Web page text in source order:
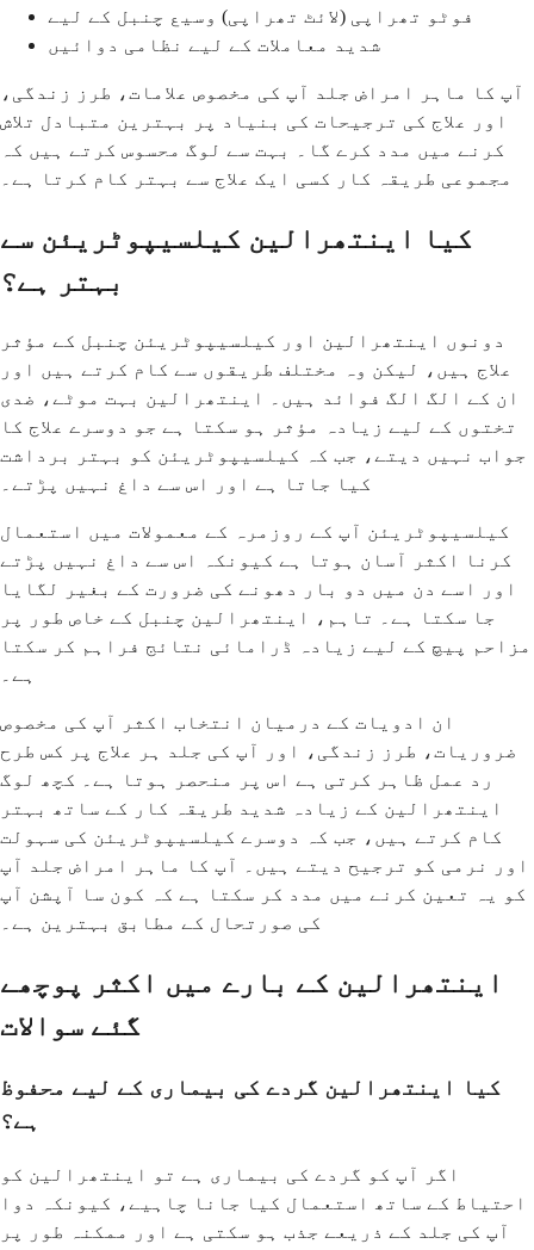
فوٹو تھراپی (لائٹ تھراپی) وسیع چنبل کے لیے
شدید معاملات کے لیے نظامی دوائیں
آپ کا ماہر امراض جلد آپ کی مخصوص علامات، طرز زندگی،
اور علاج کی ترجیحات کی بنیاد پر بہترین متبادل تلاش
کرنے میں مدد کرے گا۔ بہت سے لوگ محسوس کرتے ہیں کہ
مجموعی طریقہ کار کسی ایک علاج سے بہتر کام کرتا ہے۔
کیا اینتھرالین کیلسیپوٹریئن سے
بہتر ہے؟
دونوں اینتھرالین اور کیلسیپوٹریئن چنبل کے مؤثر
علاج ہیں، لیکن وہ مختلف طریقوں سے کام کرتے ہیں اور
ان کے الگ الگ فوائد ہیں۔ اینتھرالین بہت موٹے، ضدی
تختوں کے لیے زیادہ مؤثر ہو سکتا ہے جو دوسرے علاج کا
جواب نہیں دیتے، جب کہ کیلسیپوٹریئن کو بہتر برداشت
کیا جاتا ہے اور اس سے داغ نہیں پڑتے۔
کیلسیپوٹریئن آپ کے روزمرہ کے معمولات میں استعمال
کرنا اکثر آسان ہوتا ہے کیونکہ اس سے داغ نہیں پڑتے
اور اسے دن میں دو بار دھونے کی ضرورت کے بغیر لگایا
جا سکتا ہے۔ تاہم، اینتھرالین چنبل کے خاص طور پر
مزاحم پیچ کے لیے زیادہ ڈرامائی نتائج فراہم کر سکتا
ہے۔
ان ادویات کے درمیان انتخاب اکثر آپ کی مخصوص
ضروریات، طرز زندگی، اور آپ کی جلد ہر علاج پر کس طرح
رد عمل ظاہر کرتی ہے اس پر منحصر ہوتا ہے۔ کچھ لوگ
اینتھرالین کے زیادہ شدید طریقہ کار کے ساتھ بہتر
کام کرتے ہیں، جب کہ دوسرے کیلسیپوٹریئن کی سہولت
اور نرمی کو ترجیح دیتے ہیں۔ آپ کا ماہر امراض جلد آپ
کو یہ تعین کرنے میں مدد کر سکتا ہے کہ کون سا آپشن آپ
کی صورتحال کے مطابق بہترین ہے۔
اینتھرالین کے بارے میں اکثر پوچھے
گئے سوالات
کیا اینتھرالین گردے کی بیماری کے لیے محفوظ
ہے؟
اگر آپ کو گردے کی بیماری ہے تو اینتھرالین کو
احتیاط کے ساتھ استعمال کیا جانا چاہیے، کیونکہ دوا
آپ کی جلد کے ذریعے جذب ہو سکتی ہے اور ممکنہ طور پر